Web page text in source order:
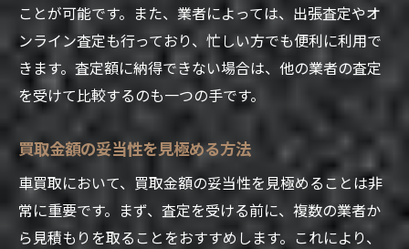
ことが可能です。また、業者によっては、出張査定やオ
ンライン査定も行っており、忙しい方でも便利に利用で
きます。査定額に納得できない場合は、他の業者の査定
を受けて比較するのも一つの手です。
買取金額の妥当性を見極める方法
車買取において、買取金額の妥当性を見極めることは非
常に重要です。まず、査定を受ける前に、複数の業者か
ら見積もりを取ることをおすすめします。これにより、